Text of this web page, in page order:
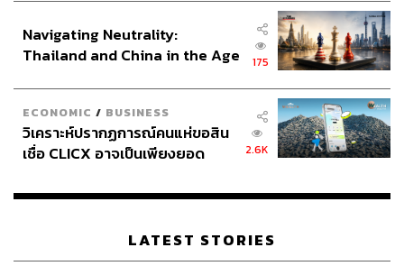
Navigating Neutrality:
Thailand and China in the Age
175
ECONOMIC / BUSINESS
วิเคราะห์ปรากฏการณ์คนแห่ขอสิน
เชื่อ CLICX อาจเป็นเพียงยอด
เรือนไทยที่ถูกซุกไว้
2.6K
LATEST STORIES